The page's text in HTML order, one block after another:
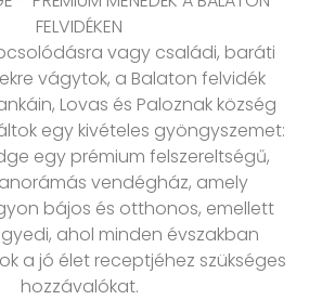
FELVIDÉKEN
vagy családi, baráti
vágytok, a Balaton felvidék
Lovas és Paloznak község
egy kivételes gyöngyszemet:
egy prémium felszereltségű,
vendégház, amely
bájos és otthonos, emellett
ahol minden évszakban
a jó élet receptjéhez szükséges
hozzávalókat.